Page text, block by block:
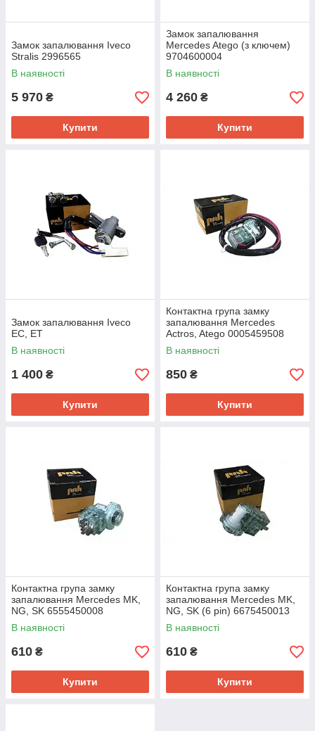
Замок запалювання Iveco
Stralis 2996565
В наявності
5 970 ₴
Купити
Замок запалювання
Mercedes Atego (з ключем)
9704600004
В наявності
4 260 ₴
Купити
Замок запалювання Iveco
EC, ET
В наявності
1 400 ₴
Купити
Контактна група замку
запалювання Mercedes
Actros, Atego 0005459508
В наявності
850 ₴
Купити
Контактна група замку
запалювання Mercedes MK,
NG, SK 6555450008
В наявності
610 ₴
Купити
Контактна група замку
запалювання Mercedes MK,
NG, SK (6 pin) 6675450013
В наявності
610 ₴
Купити